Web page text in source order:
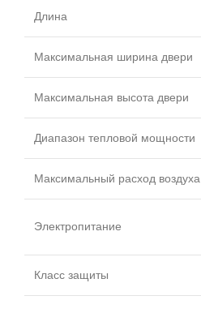
Длина
Максимальная ширина двери
Максимальная высота двери
Диапазон тепловой мощности
Максимальный расход воздуха
Электропитание
Класс защиты